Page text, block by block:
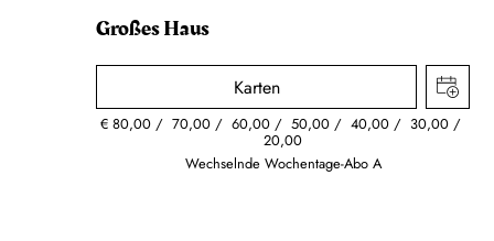
Großes Haus
Karten
€80,00 70,00 60,00 50,00 40,00 30,00
20,00
Wechselnde Wochentage-Abo A